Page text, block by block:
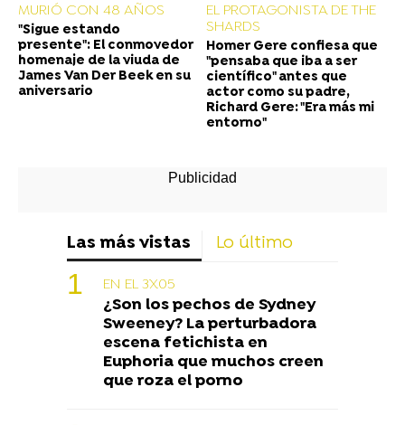
MURIÓ CON 48 AÑOS
"Sigue estando
presente": El conmovedor
homenaje de la viuda de
James Van Der Beek en su
aniversario
EL PROTAGONISTA DE THE
SHARDS
Homer Gere confiesa que
"pensaba que iba a ser
científico" antes que
actor como su padre,
Richard Gere: "Era más mi
entorno"
Las más vistas Lo último
EN EL 3X05
¿Son los pechos de Sydney
Sweeney? La perturbadora
escena fetichista en
Euphoria que muchos creen
que roza el porno